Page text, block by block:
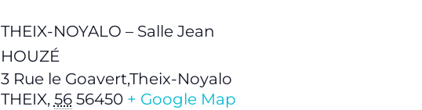
THEIX-NOYALO – Salle Jean
HOUZÉ
3 Rue le Goavert,Theix-Noyalo
THEIX, 56 56450 + Google Map